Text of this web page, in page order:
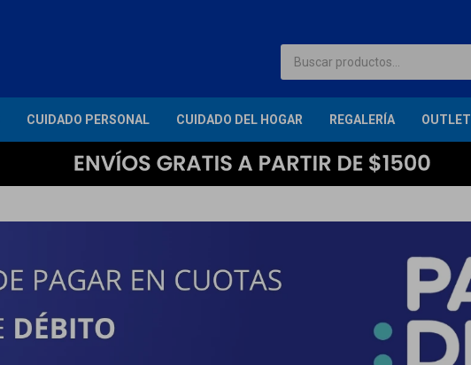
CUIDADO PERSONAL CUIDADO DEL HOGAR REGALERÍA OUTLET